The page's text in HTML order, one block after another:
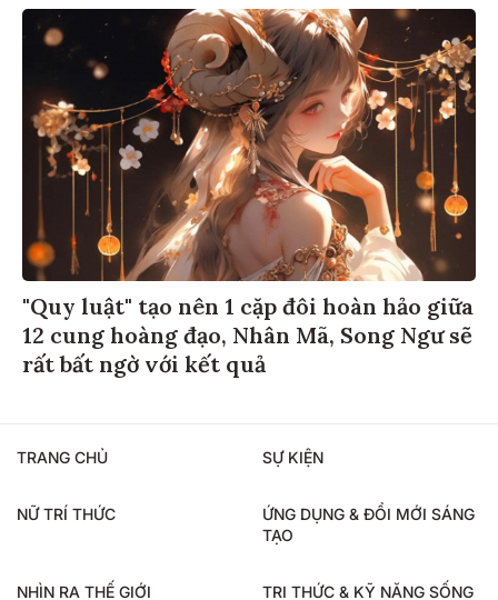
"Quy luật" tạo nên 1 cặp đôi hoàn hảo giữa
12 cung hoàng đạo, Nhân Mã, Song Ngư sẽ
rất bất ngờ với kết quả
TRANG CHỦ SỰ KIỆN
NỮ TRÍ THỨC
ỨNG DỤNG & ĐỔI MỚI SÁNG
TẠO
NHÌN RA THẾ GIỚI TRI THỨC & KỸ NĂNG SỐNG